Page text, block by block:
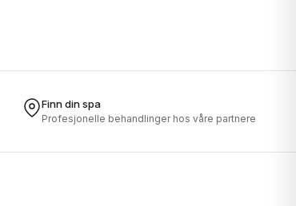
Finn din spa
Profesjonelle behandlinger hos våre partnere